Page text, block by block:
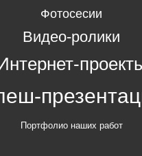
Фотосесии
Видео-ролики
Портфолио наших работ